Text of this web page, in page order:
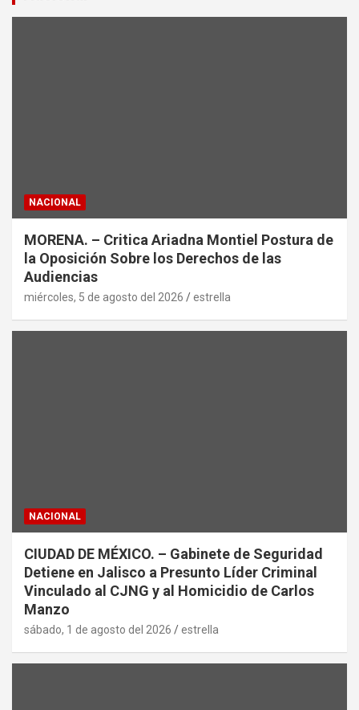
r
NACIONAL
MORENA. – Critica Ariadna Montiel Postura de
la Oposición Sobre los Derechos de las
Audiencias
miércoles, 5 de agosto del 2026 estrella
NACIONAL
CIUDAD DE MÉXICO. – Gabinete de Seguridad
Detiene en Jalisco a Presunto Líder Criminal
Vinculado al CJNG y al Homicidio de Carlos
Manzo
sábado, 1 de agosto del 2026 estrella